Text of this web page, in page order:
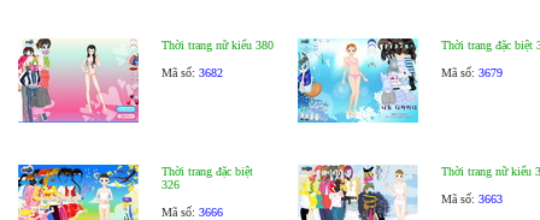
Thời trang nữ kiểu 380
Mã số: 3682
Thời trang đặc biệt
Mã số: 3679
Thời trang đặc biệt
326
Mã số: 3666
Thời trang nữ kiểu
Mã số: 3663